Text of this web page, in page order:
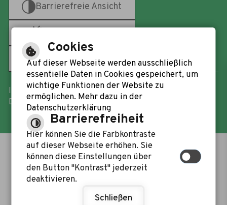
Barrierefreie Ansicht
Leichte Sprache
Impressum-Barrierefreiheit -Inhaltsverzeichnis
Datenschutzerklärung-Responsive Webdesign
Cookies
Auf dieser Webseite werden ausschließlich
essentielle Daten in Cookies gespeichert, um
wichtige Funktionen der Website zu
ermöglichen. Mehr dazu in der
Datenschutzerklärung
Barrierefreiheit
Hier können Sie die Farbkontraste
auf dieser Webseite erhöhen. Sie
können diese Einstellungen über
den Button "Kontrast" jederzeit
deaktivieren.
Schließen